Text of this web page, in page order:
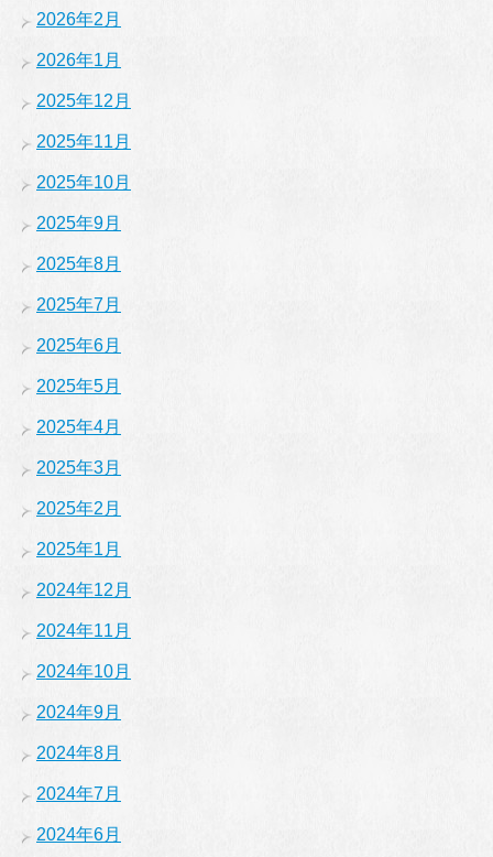
2026年2月
2026年1月
2025年12月
2025年11月
2025年10月
2025年9月
2025年8月
2025年7月
2025年6月
2025年5月
2025年4月
2025年3月
2025年2月
2025年1月
2024年12月
2024年11月
2024年10月
2024年9月
2024年8月
2024年7月
2024年6月